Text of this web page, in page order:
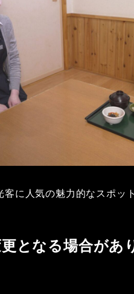
に人気の魅力的なスポッ
となる場合があ